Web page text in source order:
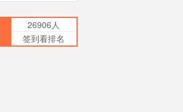
26906人
签到看排名